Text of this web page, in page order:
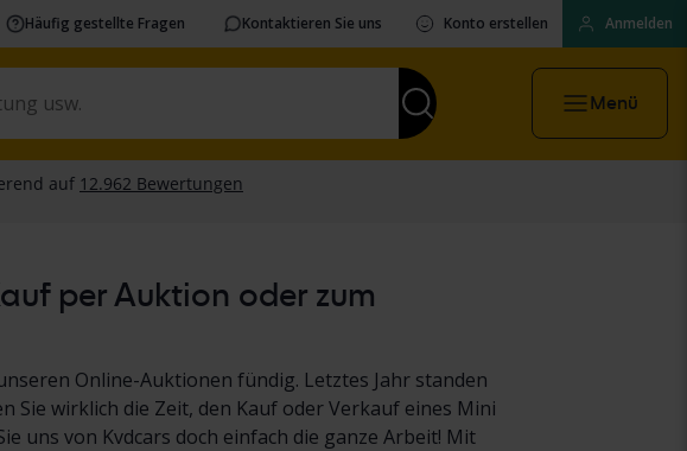
Häufig gestellte Fragen Kontaktieren Sie uns Konto erstellen Anmelden
Menü
per Auktion oder zum
Online-Auktionen fündig. Letztes Jahr standen
Sie wirklich die Zeit, den Kauf oder Verkauf eines Mini
uns von Kvdcars doch einfach die ganze Arbeit! Mit